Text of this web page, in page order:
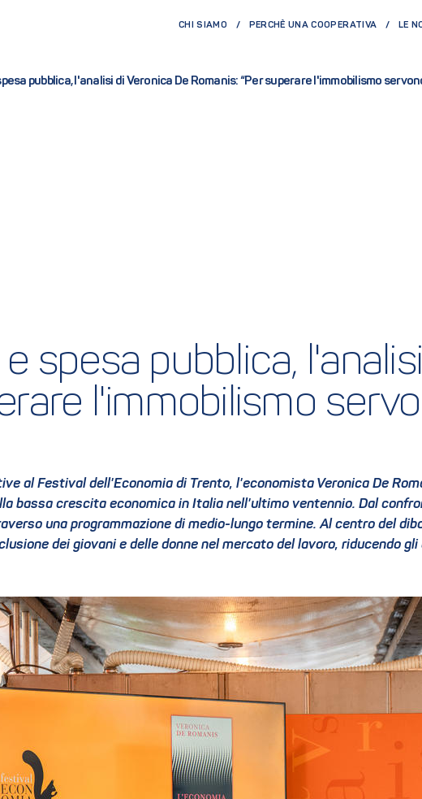
CHI SIAMO PERCHÈ UNA COOPERATIVA LE
pubblica, l'analisi di Veronica De Romanis: “Per superare l'immobilismo
spesa pubblica,
l'immobilismo
al Festival dell'Economia di Trento, l'economista Veronica De
bassa crescita economica in Italia nell'ultimo ventennio. Dal
una programmazione di medio-lungo termine. Al centro del
dei giovani e delle donne nel mercato del lavoro, riducendo